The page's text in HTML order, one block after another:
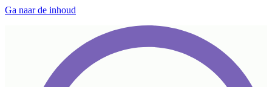
Ga naar de inhoud